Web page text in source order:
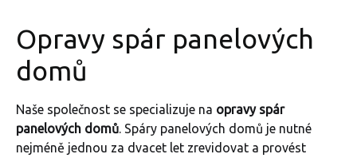
Opravy spár panelových
domů
Naše společnost se specializuje na opravy spár
panelových domů. Spáry panelových domů je nutné
nejméně jednou za dvacet let zrevidovat a provést